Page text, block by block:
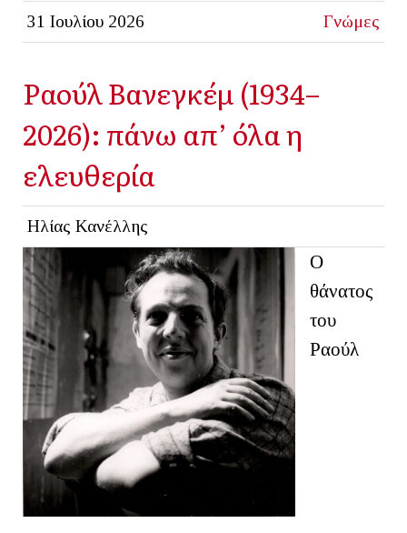
31 Ιουλίου 2026 Γνώμες
Ραούλ Βανεγκέμ (1934–
2026): πάνω απ’ όλα η
ελευθερία
Ηλίας Κανέλλης
Ο
θάνατος
του
Ραούλ